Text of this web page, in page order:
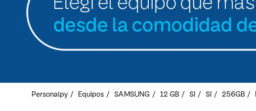
Personalpy Equipos SAMSUNG 12 GB SI SI 256GB